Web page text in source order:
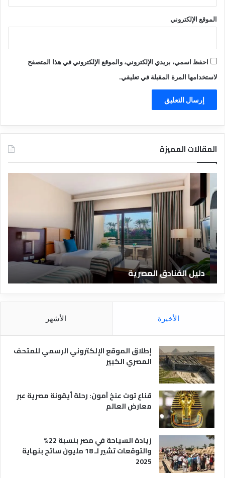
الموقع الإلكتروني
احفظ اسمي، بريدي الإلكتروني، والموقع الإلكتروني في هذا المتصفح
لاستخدامها المرة المقبلة في تعليقي.
المقالات المميزة
ل
ل
ل
ف
ن
ا
د
ق
ا
ل
ر
ة
دليل الفنادق المصرية
ق
و
الأخيرة الأشهر
إطلاق الموقع الإلكتروني الرسمي للمتحف
المصري الكبير
قناع توت عنخ آمون: رحلة أيقونة مصرية عبر
معارض العالم
زيادة السياحة في مصر بنسبة 22%
والتوقعات تشير لـ 18 مليون سائح بنهاية
2025